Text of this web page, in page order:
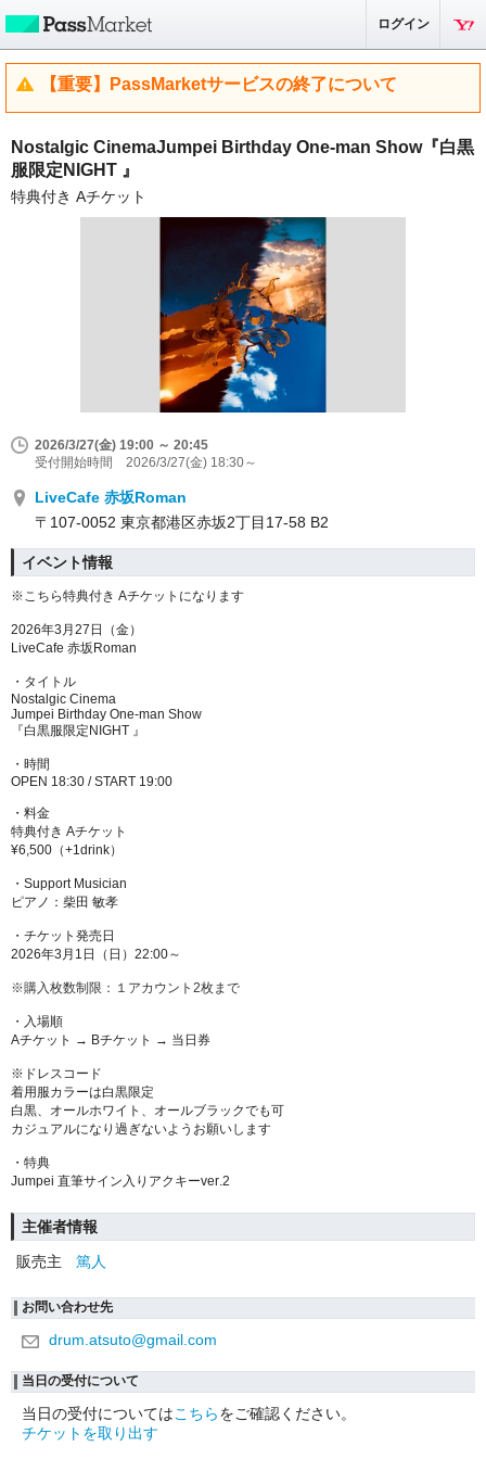
ログイン
【重要】PassMarketサービスの終了について
Nostalgic CinemaJumpei Birthday One-man Show『白黒
服限定NIGHT 』
特典付き Aチケット
2026/3/27(金) 19:00 ～ 20:45
受付開始時間 2026/3/27(金) 18:30～
LiveCafe 赤坂Roman
〒107-0052 東京都港区赤坂2丁目17-58 B2
イベント情報
※こちら特典付き Aチケットになります
2026年3月27日（金）
LiveCafe 赤坂Roman
・タイトル
Nostalgic Cinema
Jumpei Birthday One-man Show
『白黒服限定NIGHT 』
・時間
OPEN 18:30 / START 19:00
・料金
特典付き Aチケット
¥6,500（+1drink）
・Support Musician
ピアノ：柴田 敏孝
・チケット発売日
2026年3月1日（日）22:00～
※購入枚数制限：１アカウント2枚まで
・入場順
Aチケット → Bチケット → 当日券
※ドレスコード
着用服カラーは白黒限定
白黒、オールホワイト、オールブラックでも可
カジュアルになり過ぎないようお願いします
・特典
Jumpei 直筆サイン入りアクキーver.2
主催者情報
販売主
篤人
お問い合わせ先
drum.atsuto@gmail.com
当日の受付について
当日の受付についてはこちらをご確認ください。
チケットを取り出す